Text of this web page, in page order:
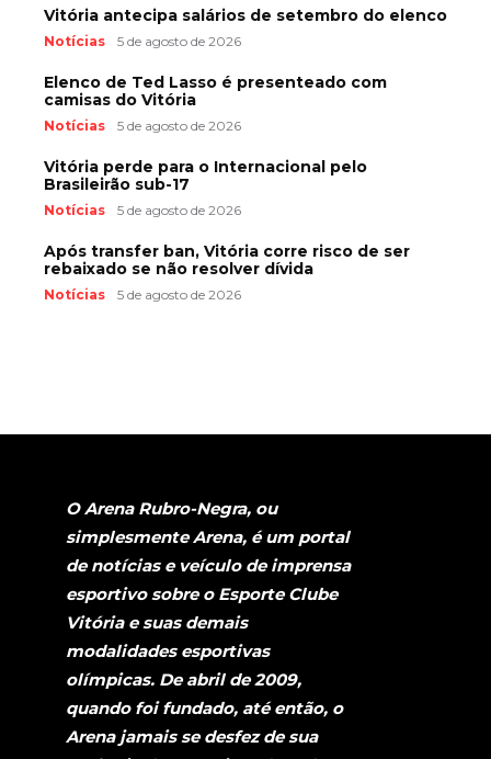
Vitória antecipa salários de setembro do elenco
Notícias 5 de agosto de 2026
Elenco de Ted Lasso é presenteado com
camisas do Vitória
Notícias 5 de agosto de 2026
Vitória perde para o Internacional pelo
Brasileirão sub-17
Notícias 5 de agosto de 2026
Após transfer ban, Vitória corre risco de ser
rebaixado se não resolver dívida
Notícias 5 de agosto de 2026
O Arena Rubro-Negra, ou
simplesmente Arena, é um portal
de notícias e veículo de imprensa
esportivo sobre o Esporte Clube
Vitória e suas demais
modalidades esportivas
olímpicas. De abril de 2009,
quando foi fundado, até então, o
Arena jamais se desfez de sua